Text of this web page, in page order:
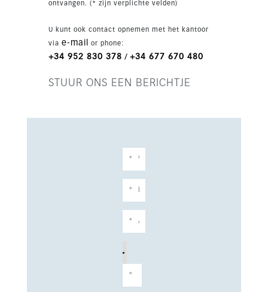
staat gepland voor 2026, waardoor dit een
ontvangen. (* zijn verplichte velden)
U kunt ook contact opnemen met het kantoor
via e-mail or phone:
+34 952 830 378 / +34 677 670 480
STUUR ONS EEN BERICHTJE